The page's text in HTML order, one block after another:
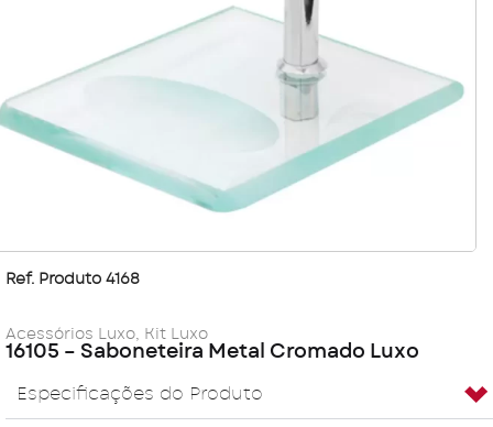
Ref. Produto 4168
Acessórios Luxo, Kit Luxo
16105 – Saboneteira Metal Cromado Luxo
Especificações do Produto